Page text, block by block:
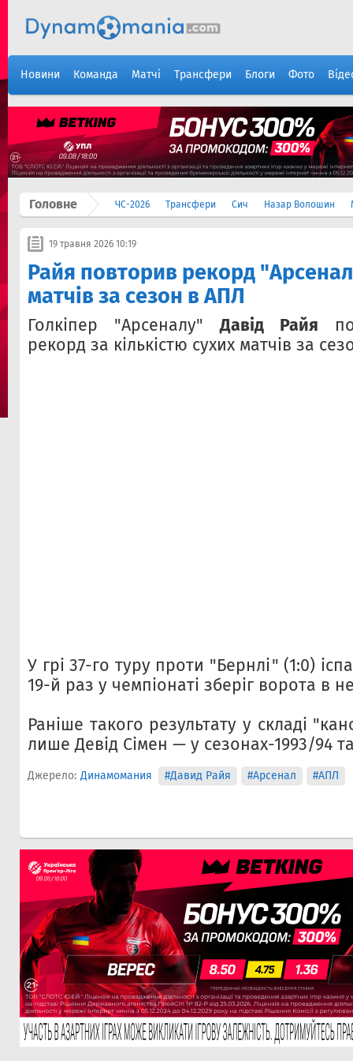
Новини Команда Матчі Трансфери Блоги Фото
Головне ЧС-2026 Трансфери Сич Назар Волошин
19 травня 2026 10:19
Райя повторив рекорд
матчів за сезон в АПЛ
Голкіпер "Арсеналу"Давід Райя
рекорд за кількістю сухих матчів за
У грі 37-го туру проти "Бернлі" (1:0)
19-й раз у чемпіонаті зберіг ворота в
Раніше такого результату у складі
лише Девід Сімен — у сезонах-1993/94
Джерело: Динамомания #Давид Райя #Арсенал #АПЛ